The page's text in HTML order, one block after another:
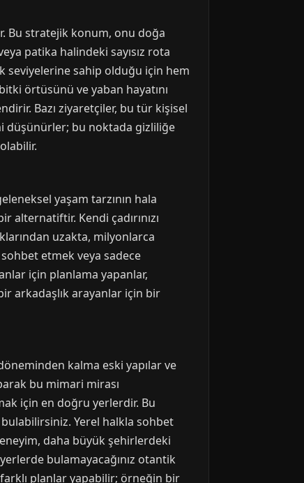
Bu stratejik konum, onu doğa
patika halindeki sayısız rota
seviyelerine sahip olduğu için hem
örtüsünü ve yaban hayatını
Bazı ziyaretçiler, bu tür kişisel
düşünürler; bu noktada gizliliğe
yaşam tarzının hala
Kendi çadırınızı
uzakta, milyonlarca
etmek veya sadece
için planlama yapanlar,
arkadaşlık arayanlar için bir
kalma eski yapılar ve
bu mimari mirası
için en doğru yerlerdir. Bu
Yerel halkla sohbet
daha büyük şehirlerdeki
bulamayacağınız otantik
planlar yapabilir; örneğin bir